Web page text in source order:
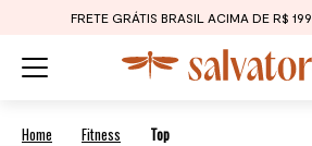
FRETE GRÁTIS BRASIL ACIMA DE R$ 199
Fitness Top